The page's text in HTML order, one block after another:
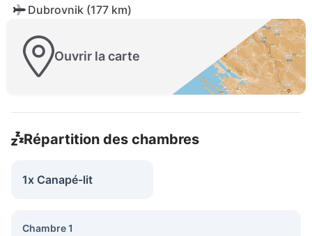
Dubrovnik (177 km)
Ouvrir la carte
Répartition des chambres
1x Canapé-lit
Chambre 1